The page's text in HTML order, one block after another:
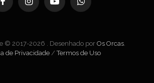
FacebookInstagramYouTubeWhatsApp
© 2017-2026 . Desenhado por Os Orcas.
de Privacidade /Termos de Uso